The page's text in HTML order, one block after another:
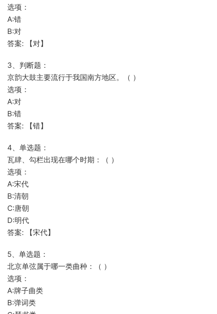
选项：
A:错
B:对
答案: 【对】
3、判断题：
京韵大鼓主要流行于我国南方地区。（ ）
选项：
A:对
B:错
答案: 【错】
4、单选题：
瓦肆、勾栏出现在哪个时期：（ ）
选项：
A:宋代
B:清朝
C:唐朝
D:明代
答案: 【宋代】
5、单选题：
北京单弦属于哪一类曲种：（ ）
选项：
A:牌子曲类
B:弹词类